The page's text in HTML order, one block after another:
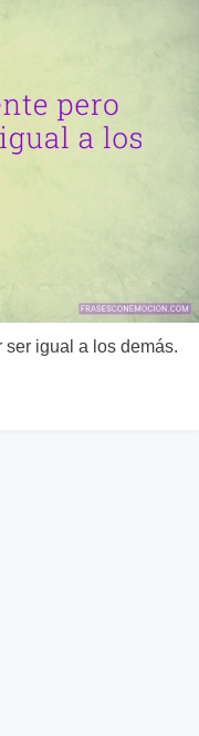
ser igual a los demás.